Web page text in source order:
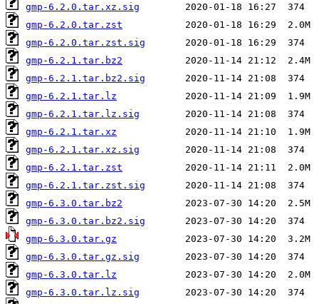
gmp-6.2.0.tar.xz.sig
gmp-6.2.0.tar.zst
gmp-6.2.0.tar.zst.sig
gmp-6.2.1.tar.bz2
gmp-6.2.1.tar.bz2.sig
gmp-6.2.1.tar.lz
gmp-6.2.1.tar.lz.sig
gmp-6.2.1.tar.xz
gmp-6.2.1.tar.xz.sig
gmp-6.2.1.tar.zst
gmp-6.2.1.tar.zst.sig
gmp-6.3.0.tar.bz2
gmp-6.3.0.tar.bz2.sig
gmp-6.3.0.tar.gz
gmp-6.3.0.tar.gz.sig
gmp-6.3.0.tar.lz
gmp-6.3.0.tar.lz.sig